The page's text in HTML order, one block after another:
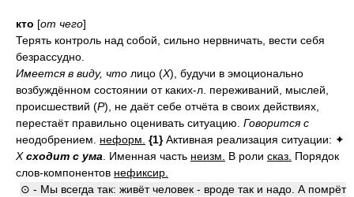
кто [от чего]
Терять контроль над собой, сильно нервничать, вести себя
безрассудно.
Имеется в виду, что лицо (Х), будучи в эмоционально
возбуждённом состоянии от каких-л. переживаний, мыслей,
происшествий (Р), не даёт себе отчёта в своих действиях,
перестаёт правильно оценивать ситуацию. Говорится с
неодобрением. неформ. {1}Активная реализация ситуации: ✦
Х сходит с ума Именная часть неизм. В роли сказ. Порядок
слов-компонентов нефиксир.
⊙ - Мы всегда так: живёт человек - вроде так и надо. А помрёт